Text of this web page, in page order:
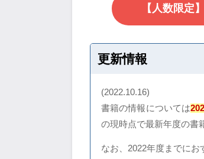
【人数限定
更新情報
(2022.10.16)
書籍の情報については
の現時点で最新年度の書
なお、2022年度までに